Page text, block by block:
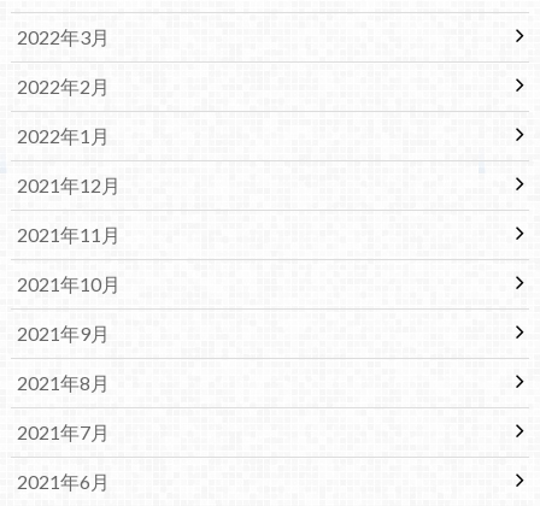
2022年3月
2022年2月
2022年1月
2021年12月
2021年11月
2021年10月
2021年9月
2021年8月
2021年7月
2021年6月